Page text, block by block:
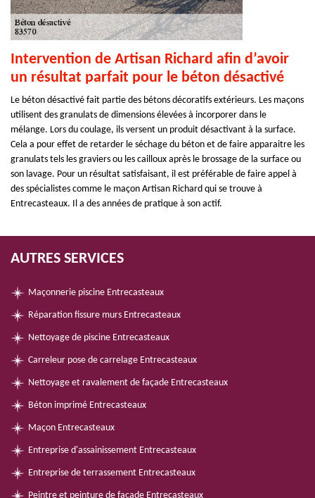
Intervention de Artisan Richard afin d’avoir
un résultat parfait pour le béton désactivé
Le béton désactivé fait partie des bétons décoratifs extérieurs. Les maçons
utilisent des granulats de dimensions élevées à incorporer dans le
mélange. Lors du coulage, ils versent un produit désactivant à la surface.
Cela a pour effet de retarder le séchage du béton et de faire apparaitre les
granulats tels les graviers ou les cailloux après le brossage de la surface ou
son lavage. Pour un résultat satisfaisant, il est préférable de faire appel à
des spécialistes comme le maçon Artisan Richard qui se trouve à
Entrecasteaux. Il a des années de pratique à son actif.
AUTRES SERVICES
Maçonnerie piscine Entrecasteaux
Réparation fissure murs Entrecasteaux
Nettoyage de piscine Entrecasteaux
Carreleur pose de carrelage Entrecasteaux
Nettoyage et ravalement de façade Entrecasteaux
Béton imprimé Entrecasteaux
Maçon Entrecasteaux
Entreprise d'assainissement Entrecasteaux
Entreprise de terrassement Entrecasteaux
Peintre et peinture de façade Entrecasteaux